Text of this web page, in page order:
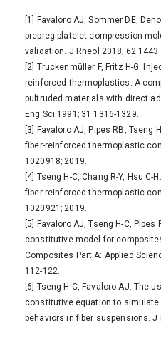
[1] Favaloro AJ, Sommer DE,
prepreg platelet compression
validation. J Rheol 2018; 62 1443.
[2] Truckenmüller F, Fritz H-G.
reinforced thermoplastics: A
pultruded materials with direct
Eng Sci 1991; 31 1316-1329.
[3] Favaloro AJ, Pipes RB, Tseng
fiber-reinforced thermoplastic
1020918; 2019.
[4] Tseng H-C, Chang R-Y, Hsu
fiber-reinforced thermoplastic
1020921; 2019.
[5] Favaloro AJ, Tseng H-C,
constitutive model for
Composites Part A: Applied
112-122.
[6] Tseng H-C, Favaloro AJ. The
constitutive equation to simulate
behaviors in fiber suspensions. J